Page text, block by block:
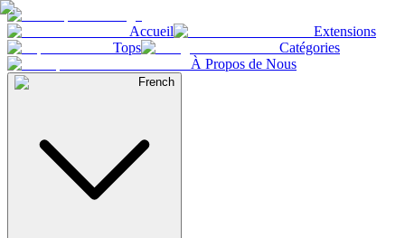
Accueil
Extensions
Tops
Catégories
À Propos de Nous
French